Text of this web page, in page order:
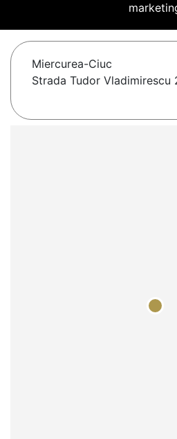
Miercurea-Ciuc
Strada Tudor Vladimirescu